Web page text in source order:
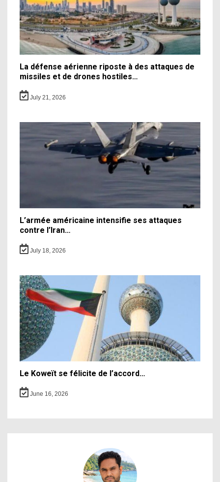
La défense aérienne riposte à des attaques de
missiles et de drones hostiles…
July 21, 2026
L’armée américaine intensifie ses attaques
contre l’Iran…
July 18, 2026
Le Koweït se félicite de l’accord…
June 16, 2026